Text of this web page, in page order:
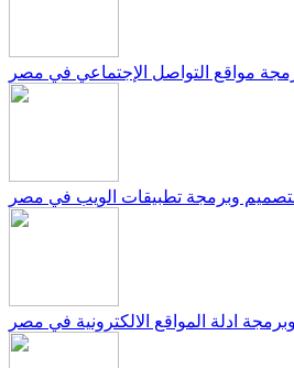
مواقع التواصل الإجتماعي في مصر
وبرمجة تطبيقات الويب في مصر
ادلة المواقع الالكترونية في مصر